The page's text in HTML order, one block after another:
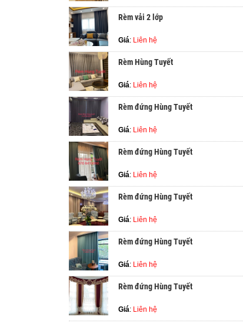
Rèm vải 2 lớp
Giá: Liên hệ
Rèm Hùng Tuyết
Giá: Liên hệ
Rèm đứng Hùng Tuyết
Giá: Liên hệ
Rèm đứng Hùng Tuyết
Giá: Liên hệ
Rèm đứng Hùng Tuyết
Giá: Liên hệ
Rèm đứng Hùng Tuyết
Giá: Liên hệ
Rèm đứng Hùng Tuyết
Giá: Liên hệ